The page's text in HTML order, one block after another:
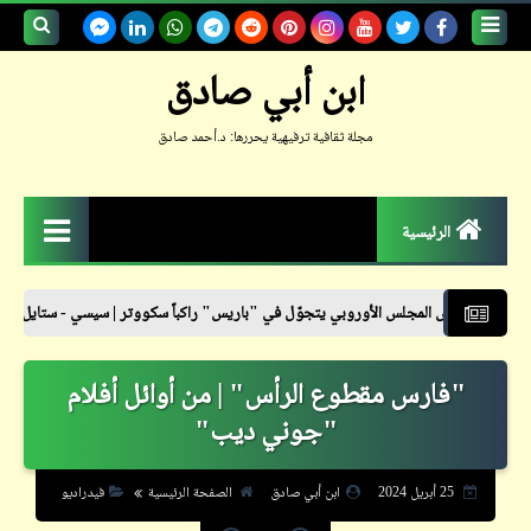
ابن أبي صادق
مجلة ثقافية ترفيهية يحررها: د.أحمد صادق
الرئيسية
حكم
حواديت
حوار
الأوروبي يتجوّل في "باريس" راكباً سكووتر | سيسي - ستايل نشرة
"فارس مقطوع الرأس" | من أوائل أفلام
"جوني ديب"
25 أبريل 2024 ابن أبي صادق الصفحة الرئيسية
فيدراديو